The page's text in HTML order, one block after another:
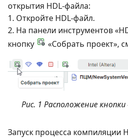
открытия HDL-файла:
1. Откройте HDL-файл.
2. На панели инструментов
кнопку
«Собрать проект»,
Рис. 1 Расположение
Запуск процесса компиляции